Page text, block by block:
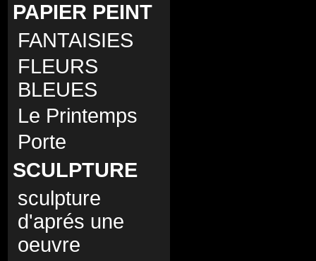
PAPIER PEINT
FANTAISIES
FLEURS
BLEUES
Le Printemps
Porte
SCULPTURE
sculpture
d'aprés une
oeuvre